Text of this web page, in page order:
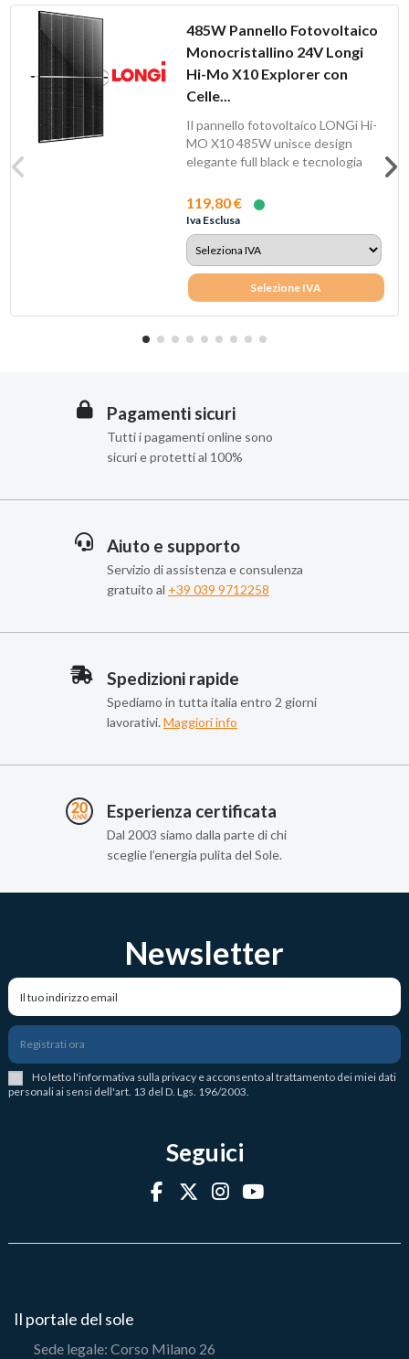
485W Pannello Fotovoltaico
Monocristallino 24V Longi
Hi-Mo X10 Explorer con
Celle...
Il pannello fotovoltaico LONGi Hi-
MO X10 485W unisce design
elegante full black e tecnologia
119,80 €
Iva Esclusa
Selezione IVA
Pagamenti sicuri
Tutti i pagamenti online sono
sicuri e protetti al 100%
Aiuto e supporto
Servizio di assistenza e consulenza
gratuito al +39 039 9712258
Spedizioni rapide
Spediamo in tutta italia entro 2 giorni
lavorativi. Maggiori info
Esperienza certificata
Dal 2003 siamo dalla parte di chi
sceglie l’energia pulita del Sole.
Newsletter
Registrati ora
Ho letto l'informativa sulla privacy e acconsento al trattamento dei miei dati
personali ai sensi dell'art. 13 del D. Lgs. 196/2003.
Seguici
Il portale del sole
Sede legale: Corso Milano 26